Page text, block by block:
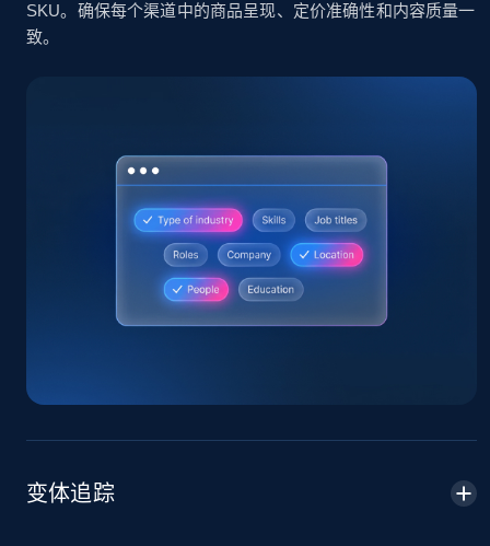
URL, Product id, Title, Product description,
Amazon products global dataset
Title, Seller name, Brand, Description, Initial
price, Currency, Availability, Reviews count, and
Amazon products global dataset - Collects
SKU。确保每个渠道中的商品呈现、定价准确性和内容质量一
致。
变体追踪